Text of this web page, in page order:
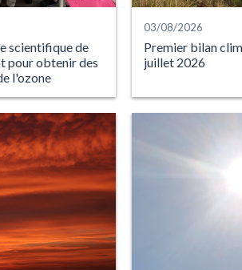
scientifique de
pour obtenir des
l'ozone
03/08/2026
Premier bilan
juillet 2026